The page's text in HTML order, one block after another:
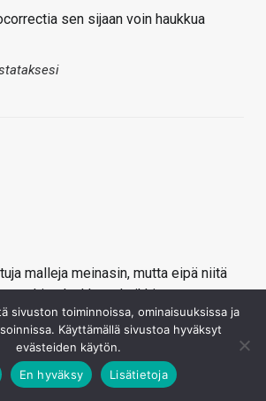
sen sijaan voin haukkua
malleja meinasin, mutta eipä niitä
hintaluokkaan kaikkia
spekulointina tuon toteuttaminen
sisältöä.
sivuston toiminnoissa, ominaisuuksissa ja
Käyttämällä sivustoa hyväksyt
evästeiden käytön.
En hyväksy Lisätietoja